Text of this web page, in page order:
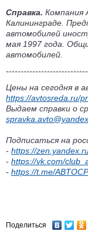
Справка. Компания
Калининграде.
автомобилей
мая 1997 года.
автомобилей.
Цены на сегодня в
https://avtosreda.ru/
Выдаем справки о
Подписаться на
- https://
- https://vk.com/
- https://t.me/
Поделиться